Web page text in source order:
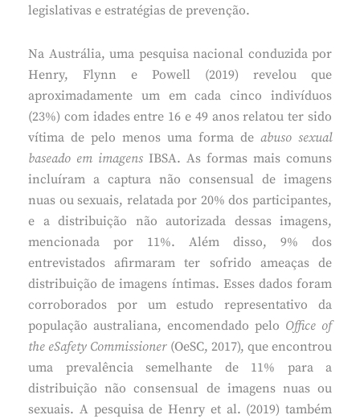
legislativas e estratégias de prevenção.
Na Austrália, uma pesquisa nacional conduzida por
Henry, Flynn e Powell (2019) revelou que
aproximadamente um em cada cinco indivíduos
(23%) com idades entre 16 e 49 anos relatou ter sido
vítima de pelo menos uma forma de abuso sexual
baseado em imagens IBSA. As formas mais comuns
incluíram a captura não consensual de imagens
nuas ou sexuais, relatada por 20% dos participantes,
e a distribuição não autorizada dessas imagens,
mencionada por 11%. Além disso, 9% dos
entrevistados afirmaram ter sofrido ameaças de
distribuição de imagens íntimas. Esses dados foram
corroborados por um estudo representativo da
população australiana, encomendado pelo Office of
the eSafety Commissioner(OeSC, 2017), que encontrou
uma prevalência semelhante de 11% para a
distribuição não consensual de imagens nuas ou
sexuais. A pesquisa de Henry et al. (2019) também